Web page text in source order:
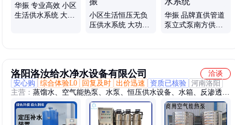
华振 专业高效 小区
生活供水系统 大功
小区生活恒压无负
压供水系统 大功率
华振 品牌直供管道
泵立式泵南方供水
洛阳洛汝给水净水设备有限公司
洽谈
安心购
综合体验L0 回复及时 出价迅速 资质已核验 河南洛阳
主营： 蒸馏水、空气能热泵、水泵、恒压供水设备、水箱、反渗透
膜、杀菌消毒设备、软化水处理设备、反渗透净水设备、直饮水设备